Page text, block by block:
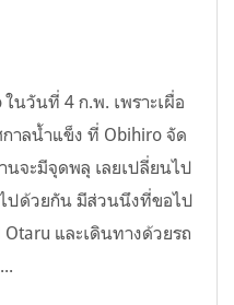
นวันที่ 4 ก.พ. เพราะเผื่อ
าลน้ำแข็ง ที่ Obihiro จัด
จะมีจุดพลุ เลยเปลี่ยนไป
ปด้วยกัน มีส่วนนึงที่ขอไป
และเดินทางด้วยรถ